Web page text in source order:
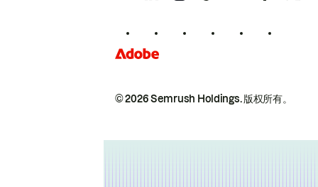
© 2026 Semrush Holdings.版权所有。